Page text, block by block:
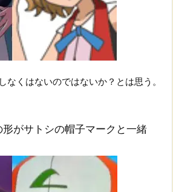
なくはないのではないか？とは思う。
形がサトシの帽子マークと一緒